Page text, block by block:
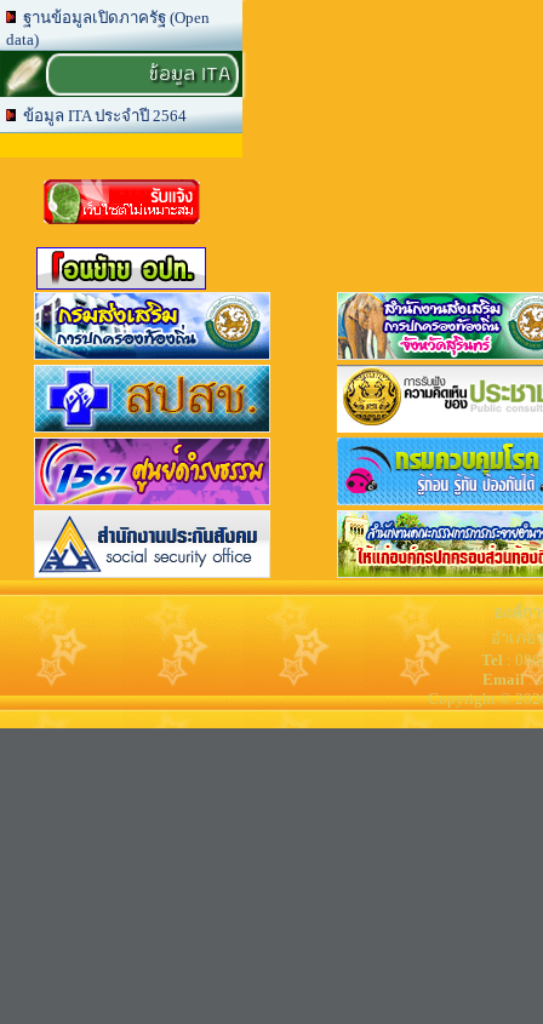
ฐานข้อมูลเปิดภาครัฐ (Open
data)
ข้อมูล ITA
ข้อมูล ITA ประจำปี 2564
องค์ก
อำเภอ
Tel :
Email:
Copyright ©